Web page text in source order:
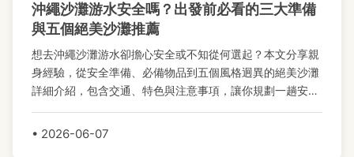
沖繩沙灘游水安全嗎？出發前必看的三大準備
與五個絕美沙灘推薦
想去沖繩沙灘游水卻擔心安全或不知從何選起？本文分享親
身經驗，從安全準備、必備物品到五個風格迥異的絕美沙灘
詳細介紹，包含交通、特色與注意事項，讓你規劃一趟安心
• 2026-06-07